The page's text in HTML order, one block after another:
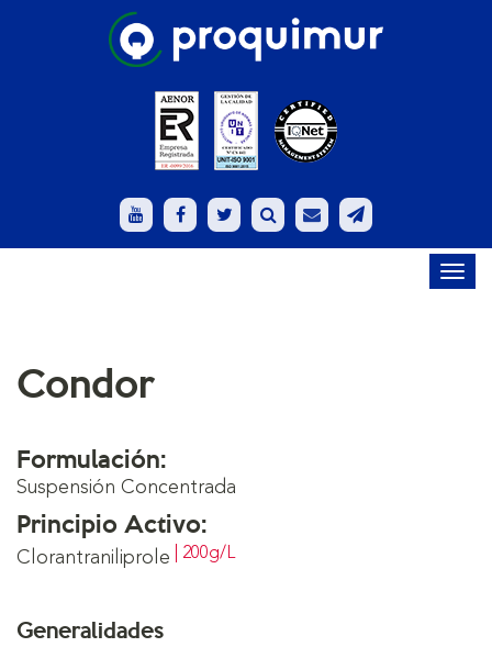
Condor
Formulación:
Suspensión Concentrada
Principio Activo:
Clorantraniliprole | 200g/L
Generalidades